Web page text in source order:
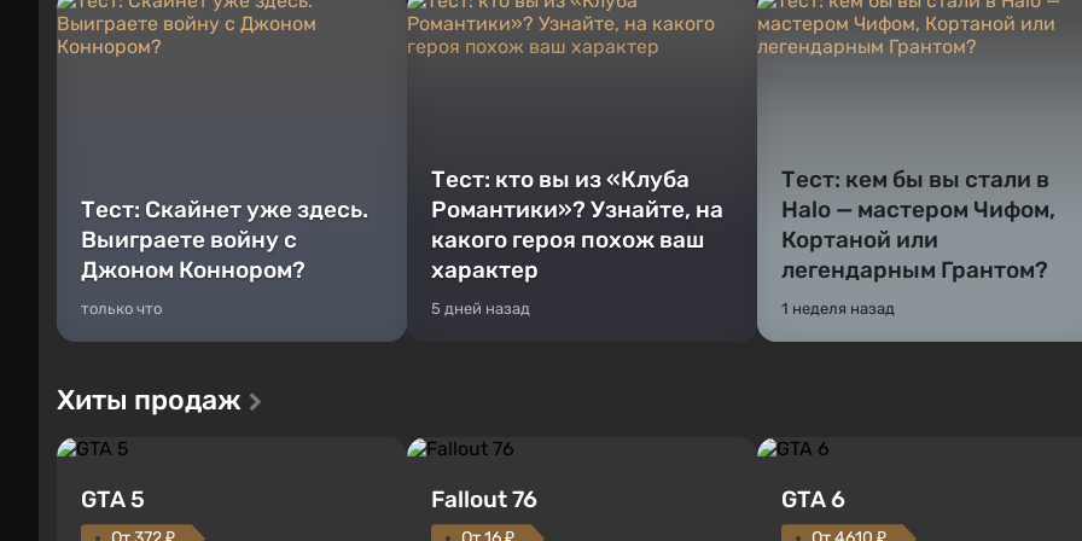
Тест: Скайнет уже здесь.
Выиграете войну с
Джоном Коннором?
только что
Тест: кто вы из «Клуба
Романтики»? Узнайте, на
какого героя похож ваш
характер
5 дней назад
Тест: кем бы вы стали в
Halo — мастером Чифом,
Кортаной или
легендарным Грантом?
1 неделя назад
Хиты продаж
GTA 5 Fallout 76 GTA 6